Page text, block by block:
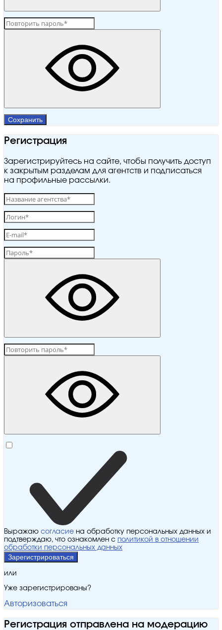
Сохранить
Регистрация
Зарегистрируйтесь на сайте, чтобы получить доступ
к закрытым разделам для агентств и подписаться
на профильные рассылки.
Выражаю согласие на обработку персональных данных и
подтверждаю, что ознакомлен с политикой в отношении
обработки персональных данных
Зарегистрироваться
или
Уже зарегистрированы?
Авторизоваться
Регистрация отправлена на модерацию